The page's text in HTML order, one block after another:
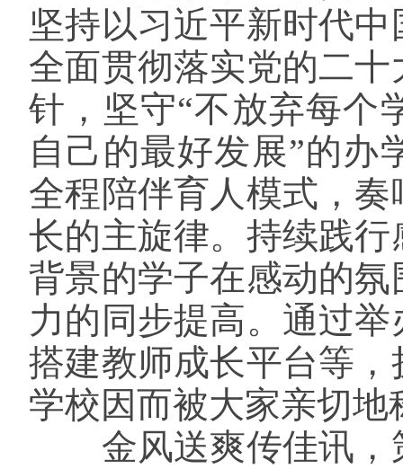
坚持以习近平新时代
全面贯彻落实党的二
针，坚守“不放弃每个
自己的最好发展”的办
全程陪伴育人模式，
长的主旋律。持续践
背景的学子在感动的
力的同步提高。通过
搭建教师成长平台等
学校因而被大家亲切地
金风送爽传佳讯